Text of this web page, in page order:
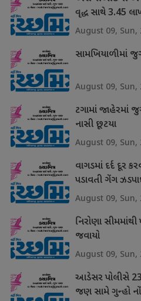
વૃદ્ધ સાથે 3.45
August 09, Sun,
સામખિયાળીમાં
August 09, Sun,
ટગામાં જાહેરમાં
નાસી છૂટયા
August 09, Sun,
વાગડમાં દર્દ દૂર
પડાવતી ગેંગ
August 09, Sun,
નિરોણા
જવાયો
August 09, Sun,
આડેસર પોલીસે
જણ સામે ગુન્હો